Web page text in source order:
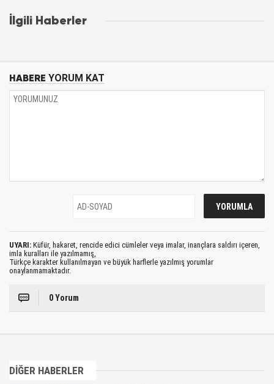
İlgili Haberler
HABERE YORUM KAT
UYARI: Küfür, hakaret, rencide edici cümleler veya imalar, inançlara saldırı içeren,
imla kuralları ile yazılmamış,
Türkçe karakter kullanılmayan ve büyük harflerle yazılmış yorumlar
onaylanmamaktadır.
0 Yorum
DİĞER HABERLER